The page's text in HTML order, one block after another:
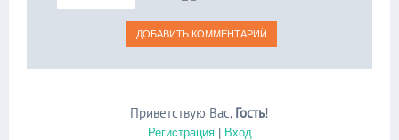
Приветствую Вас, Гость!
Регистрация| Вход